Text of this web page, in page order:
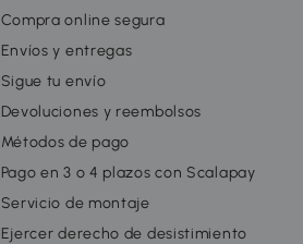
Compra online segura
Envíos y entregas
Sigue tu envío
Devoluciones y reembolsos
Métodos de pago
Pago en 3 o 4 plazos con Scalapay
Servicio de montaje
Ejercer derecho de desistimiento